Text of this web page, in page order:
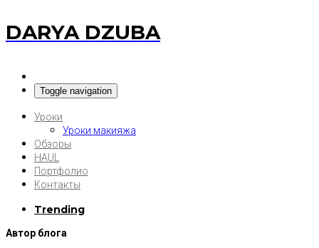
DARYA DZUBA
Toggle navigation
Уроки
Уроки макияжа
Обзоры
HAUL
Портфолио
Контакты
Trending
Автор блога